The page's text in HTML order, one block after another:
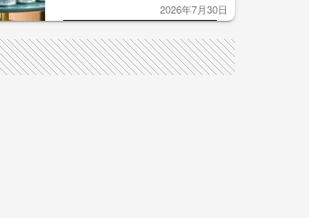
した「辛口カーブ」が飲み頃の
2026年7月30日